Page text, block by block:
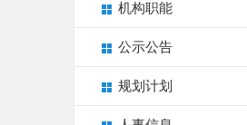
机构职能
公示公告
规划计划